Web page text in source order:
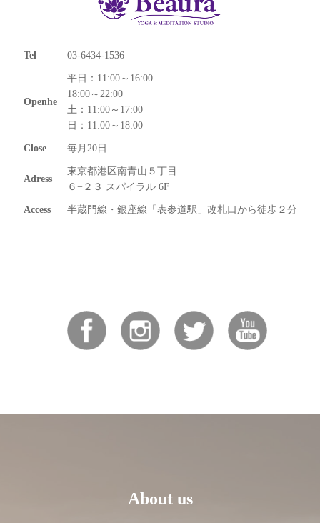
Tel 03-6434-1536
Openhe
平日：11:00～16:00
18:00～22:00
土：11:00～17:00
日：11:00～18:00
Close 毎月20日
Adress
東京都港区南青山５丁目
６−２３ スパイラル 6F
Access 半蔵門線・銀座線「表参道駅」改札口から徒歩２分
About us